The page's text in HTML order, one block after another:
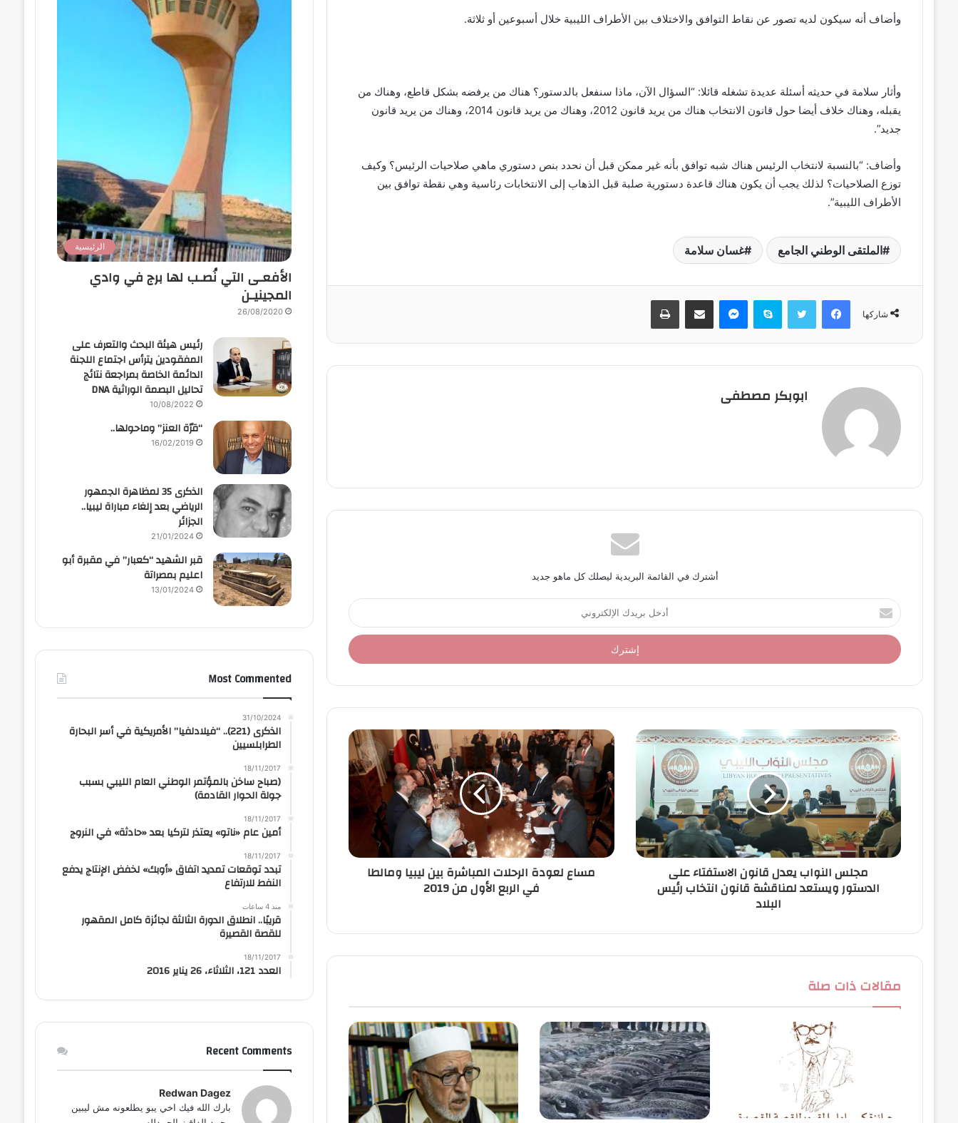
وأضاف أنه سيكون لديه تصور عن نقاط التوافق والاختلاف بين الأطراف الليبية خلال أسبوعين أو ثلاثة.
وأثار سلامة في حديثه أسئلة عديدة تشغله قائلا: “السؤال الآن، ماذا سنفعل بالدستور؟ هناك من يرفضه بشكل قاطع، وهناك من
يقبله، وهناك خلاف أيضا حول قانون الانتخاب هناك من يريد قانون 2012، وهناك من يريد قانون 2014، وهناك من يريد قانون
جديد”.
وأضاف: “بالنسبة لانتخاب الرئيس هناك شبه توافق بأنه غير ممكن قبل أن نحدد بنص دستوري ماهي صلاحيات الرئيس؟ وكيف
توزع الصلاحيات؟ لذلك يجب أن يكون هناك قاعدة دستورية صلبة قبل الذهاب إلى الانتخابات رئاسية وهي نقطة توافق بين
الأطراف الليبية”.
الملتقى الوطني الجامع غسان سلامة
شاركها
فيسبوك تويتر سكايب ماسنجر مشاركة عبر البريد طباعة
ابوبكر مصطفى
أشترك في القائمة البريدية ليصلك كل ماهو جديد
أ
د
خ
ل
د
ا
و
مجلس النواب يعدل قانون الاستفتاء على
الدستور ويستعد لمناقشة قانون انتخاب رئيس
البلاد
مساع لعودة الرحلات المباشرة بين ليبيا ومالطا
في الربع الأول من 2019
مقالات ذات صلة
الرئيسية
الأفعـى التي نُصـب لها برج في وادي
المجينيـن
26/08/2020
رئيس هيئة البحث والتعرف على
المفقودين يترأس اجتماع اللجنة
الدائمة الخاصة بمراجعة نتائج
تحاليل البصمة الوراثية DNA
10/08/2022
“قرّة العنز” وماحولها..
16/02/2019
الذكرى 35 لمظاهرة الجمهور
الرياضي بعد إلغاء مباراة ليبيا..
الجزائر
21/01/2024
قبر الشهيد “كعبار” في مقبرة أبو
اعليم بمصراتة
13/01/2024
Most Commented
31/10/2024
الذكرى (221).. “فيلادلفيا” الأمريكية في أسر البحارة
الطرابلسيين
18/11/2017
(صباح ساخن بالمؤتمر الوطني العام الليبي بسبب
جولة الحوار القادمة)
18/11/2017
أمين عام «ناتو» يعتذر لتركيا بعد «حادثة» في النروج
18/11/2017
تبدد توقعات تمديد اتفاق «أوبك» لخفض الإنتاج يدفع
النفط للارتفاع
منذ 4 ساعات
قريبًا.. انطلاق الدورة الثالثة لجائزة كامل المقهور
للقصة القصيرة
18/11/2017
العدد 121، الثلاثاء، 26 يناير 2016
Recent Comments
Redwan Dagez
بارك الله فيك اخي يبو يطلعونه مش ليبين